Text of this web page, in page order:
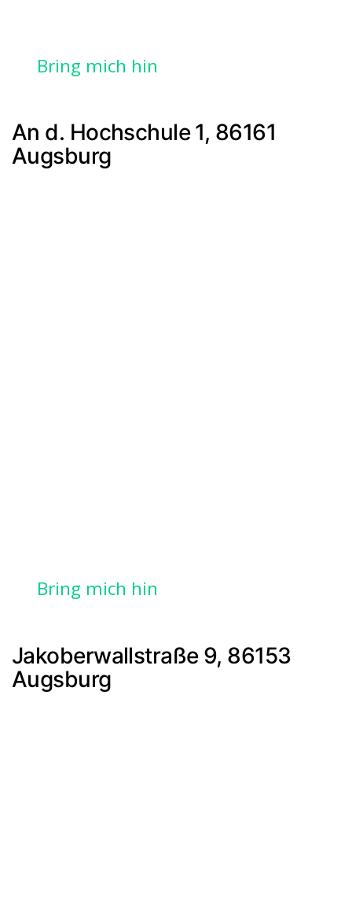
Bring mich hin
An d. Hochschule 1, 86161
Augsburg
Bring mich hin
Jakoberwallstraße 9, 86153
Augsburg